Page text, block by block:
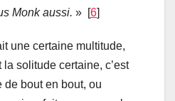
Monk aussi. » [6]
une certaine multitude,
solitude certaine, c’est
de bout en bout, ou